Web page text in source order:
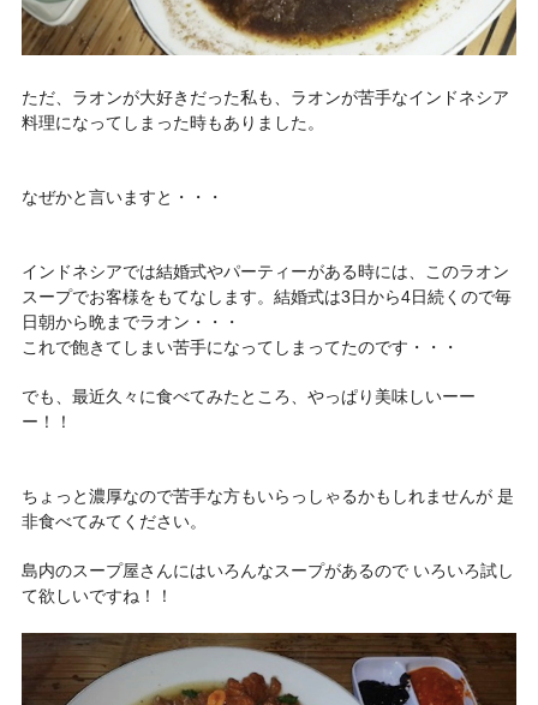
ただ、ラオンが大好きだった私も、ラオンが苦手なインドネシア
料理になってしまった時もありました。
なぜかと言いますと・・・
インドネシアでは結婚式やパーティーがある時には、このラオン
スープでお客様をもてなします。結婚式は3日から4日続くので毎
日朝から晩までラオン・・・
これで飽きてしまい苦手になってしまってたのです・・・
でも、最近久々に食べてみたところ、やっぱり美味しいーー
ー！！
ちょっと濃厚なので苦手な方もいらっしゃるかもしれませんが 是
非食べてみてください。
島内のスープ屋さんにはいろんなスープがあるので いろいろ試し
て欲しいですね！！